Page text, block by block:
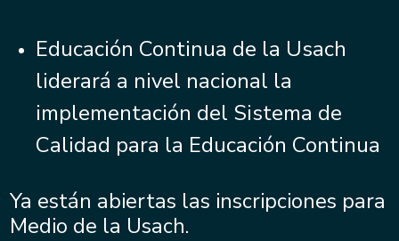
Educación Continua de la Usach
liderará a nivel nacional la
implementación del Sistema de
Calidad para la Educación Continua
Ya están abiertas las inscripciones
Medio de la Usach.